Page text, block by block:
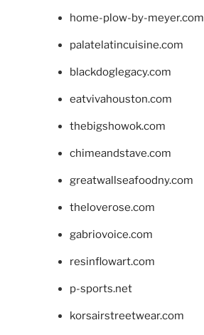
home-plow-by-meyer.com
palatelatincuisine.com
blackdoglegacy.com
eatvivahouston.com
thebigshowok.com
chimeandstave.com
greatwallseafoodny.com
theloverose.com
gabriovoice.com
resinflowart.com
p-sports.net
korsairstreetwear.com